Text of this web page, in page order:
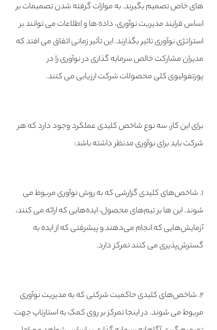
های خاص تصمیم بگیرند. به موازات گرفته شدن تصمیمات بر
اساس فرایند مدیریت نوآوری، داده ها و اطلاعات می توانند بر
استراتژی نوآوری تاثیر بگذارند. این تأثیر زمانی اتفاق می افتد که
مدیران مشارکت خالص سرمایه گذاری در نوآوری را در
پورتفولیوی کلی محصولات شرکت ارزیابی می کنند.
برای این کار، سه نوع شاخص کلیدی عملکرد وجود دارد که هر
شرکت باید برای نوآوری مدنظر داشته باشد:
۱. شاخص‌های کلیدی گزارشی که به روش نوآوری مربوط می
شوند. این ها بر تیم‌های محصول، ایده‌هایی که ارائه می کنند،
آزمایش‌هایی که انجام می‌دهند و پیشرفتی که از ایده به
گسترش‌پذیری می کنند تمرکز دارد.
۲. شاخص‌های کلیدی حاکمیت شرکتی که به مدیریت نوآوری
مربوط می شوند. در اینجا تمرکز بر روی کمک به استارتاپ جهت